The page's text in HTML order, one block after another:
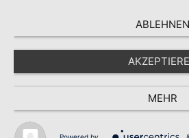
ABLEHNEN
MEHR